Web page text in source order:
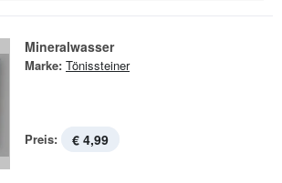
Mineralwasser
Marke: Tönissteiner
Preis: € 4,99